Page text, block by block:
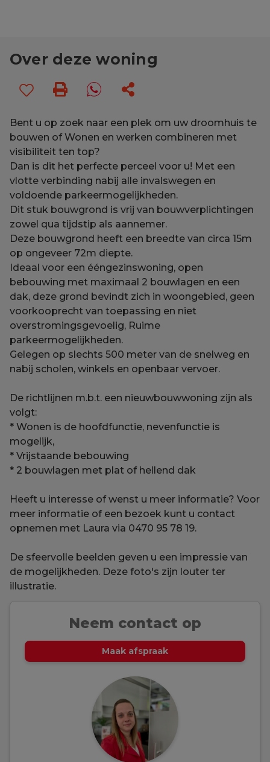
Over deze woning
Bent u op zoek naar een plek om uw droomhuis te
bouwen of Wonen en werken combineren met
visibiliteit ten top?
Dan is dit het perfecte perceel voor u! Met een
vlotte verbinding nabij alle invalswegen en
voldoende parkeermogelijkheden.
Dit stuk bouwgrond is vrij van bouwverplichtingen
zowel qua tijdstip als aannemer.
Deze bouwgrond heeft een breedte van circa 15m
op ongeveer 72m diepte.
Ideaal voor een ééngezinswoning, open
bebouwing met maximaal 2 bouwlagen en een
dak, deze grond bevindt zich in woongebied, geen
voorkooprecht van toepassing en niet
overstromingsgevoelig, Ruime
parkeermogelijkheden.
Gelegen op slechts 500 meter van de snelweg en
nabij scholen, winkels en openbaar vervoer.
De richtlijnen m.b.t. een nieuwbouwwoning zijn als
volgt:
* Wonen is de hoofdfunctie, nevenfunctie is
mogelijk,
* Vrijstaande bebouwing
* 2 bouwlagen met plat of hellend dak
Heeft u interesse of wenst u meer informatie? Voor
meer informatie of een bezoek kunt u contact
opnemen met Laura via 0470 95 78 19.
De sfeervolle beelden geven u een impressie van
de mogelijkheden. Deze foto's zijn louter ter
illustratie.
Neem contact op
Maak afspraak